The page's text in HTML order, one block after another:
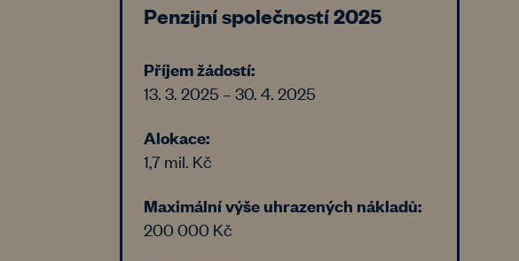
Penzijní společností 2025
Příjem žádostí:
13. 3. 2025 – 30. 4. 2025
Alokace:
1,7 mil. Kč
Maximální výše uhrazených nákladů:
200 000 Kč